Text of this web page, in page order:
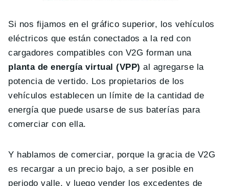
Si nos fijamos en el gráfico superior, los vehículos
eléctricos que están conectados a la red con
cargadores compatibles con V2G forman una
planta de energía virtual (VPP) al agregarse la
potencia de vertido. Los propietarios de los
vehículos establecen un límite de la cantidad de
energía que puede usarse de sus baterías para
comerciar con ella.
Y hablamos de comerciar, porque la gracia de V2G
es recargar a un precio bajo, a ser posible en
periodo valle, y luego vender los excedentes de